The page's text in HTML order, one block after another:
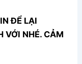
ĐỂ LẠI
VỚI NHÉ. CẢM